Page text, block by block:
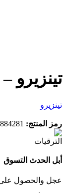
تينزيرو
تينزيرو
رمز المنتج:
أبل الحدث التسوق
عجل والحصول على